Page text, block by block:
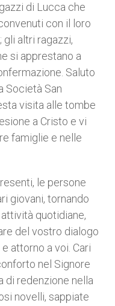
di Lucca che
con il loro
gli altri ragazzi,
si apprestano a
Saluto
Società San
visita alle tombe
a Cristo e vi
famiglie e nelle
le persone
giovani, tornando
quotidiane,
del vostro dialogo
attorno a voi. Cari
nel Signore
di redenzione nella
novelli, sappiate